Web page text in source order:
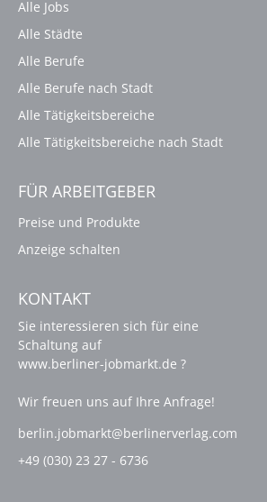
Alle Jobs
Alle Städte
Alle Berufe
Alle Berufe nach Stadt
Alle Tätigkeitsbereiche
Alle Tätigkeitsbereiche nach Stadt
FÜR ARBEITGEBER
Preise und Produkte
Anzeige schalten
KONTAKT
Sie interessieren sich für eine
Schaltung auf
www.berliner-jobmarkt.de ?
Wir freuen uns auf Ihre Anfrage!
berlin.jobmarkt@berlinerverlag.com
+49 (030) 23 27 - 6736